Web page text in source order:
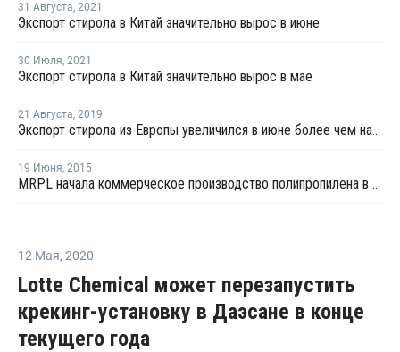
31 Августа, 2021
Экспорт стирола в Китай значительно вырос в июне
30 Июля, 2021
Экспорт стирола в Китай значительно вырос в мае
21 Августа, 2019
Экспорт стирола из Европы увеличился в июне более чем на треть - Евростат
19 Июня, 2015
MRPL начала коммерческое производство полипропилена в Индии
12 Мая, 2020
Lotte Chemical может перезапустить
крекинг-установку в Даэсане в конце
текущего года